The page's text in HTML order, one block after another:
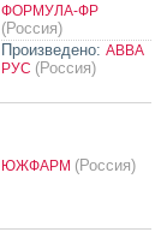
ФОРМУЛА-ФР
(Россия)
Произведено: АВВА
РУС (Россия)
ЮЖФАРМ (Россия)